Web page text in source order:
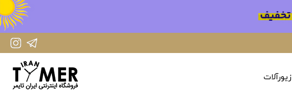
IranTimer Instagram Page
زیورآلات